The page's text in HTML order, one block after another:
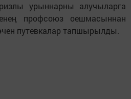
урыннарны алучыларга
профсоюз оешмасыннан
путевкалар тапшырылды.